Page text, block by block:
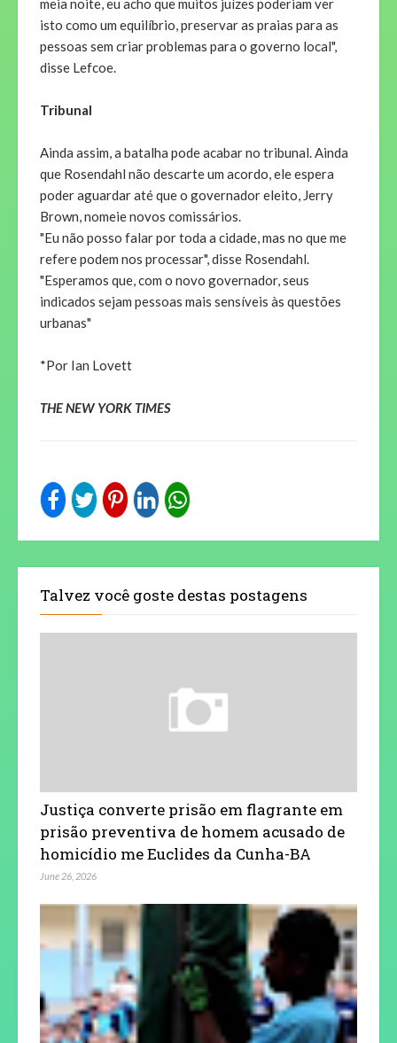
meia noite, eu acho que muitos juízes poderiam ver
isto como um equilíbrio, preservar as praias para as
pessoas sem criar problemas para o governo local",
disse Lefcoe.
Tribunal
Ainda assim, a batalha pode acabar no tribunal. Ainda
que Rosendahl não descarte um acordo, ele espera
poder aguardar até que o governador eleito, Jerry
Brown, nomeie novos comissários.
"Eu não posso falar por toda a cidade, mas no que me
refere podem nos processar", disse Rosendahl.
"Esperamos que, com o novo governador, seus
indicados sejam pessoas mais sensíveis às questões
urbanas"
*Por Ian Lovett
THE NEW YORK TIMES
Talvez você goste destas postagens
Justiça converte prisão em flagrante em
prisão preventiva de homem acusado de
homicídio me Euclides da Cunha-BA
June 26, 2026